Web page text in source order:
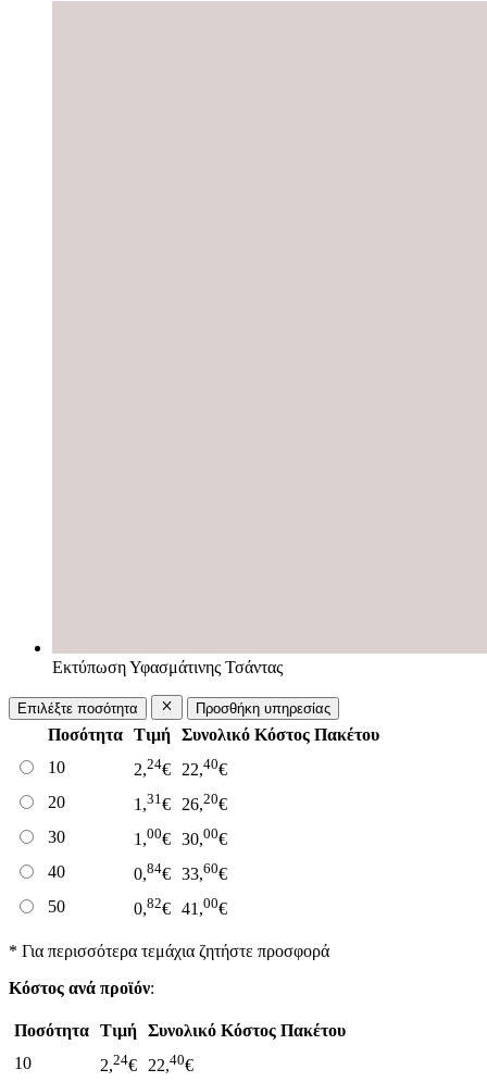
Εκτύπωση Υφασμάτινης Τσάντας
Επιλέξτε ποσότητα Προσθήκη υπηρεσίας
Ποσότητα Τιμή Συνολικό Κόστος Πακέτου
10
2,24€ 22,40€
20
1,31 € 26,20€
30
1,00€ 30,00€
40
0,84€ 33,60€
50
0,82€ 41,00€
* Για περισσότερα τεμάχια ζητήστε προσφορά
Κόστος ανά προϊόν:
Ποσότητα Τιμή Συνολικό Κόστος Πακέτου
10
2,24€ 22,40€